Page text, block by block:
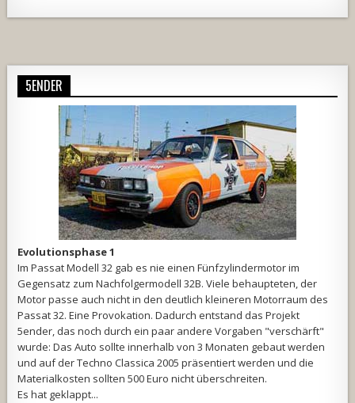
5ENDER
Evolutionsphase 1
Im Passat Modell 32 gab es nie einen Fünfzylindermotor im
Gegensatz zum Nachfolgermodell 32B. Viele behaupteten, der
Motor passe auch nicht in den deutlich kleineren Motorraum des
Passat 32. Eine Provokation. Dadurch entstand das Projekt
5ender, das noch durch ein paar andere Vorgaben "verschärft"
wurde: Das Auto sollte innerhalb von 3 Monaten gebaut werden
und auf der Techno Classica 2005 präsentiert werden und die
Materialkosten sollten 500 Euro nicht überschreiten.
Es hat geklappt...